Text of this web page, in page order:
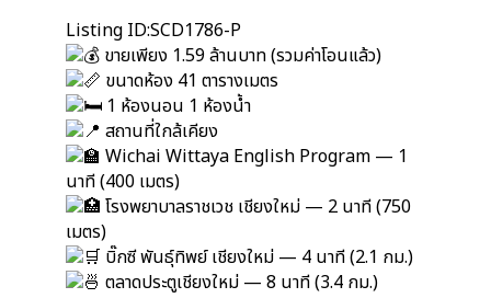
Listing ID:SCD1786-P
ขายเพียง 1.59 ล้านบาท (รวมค่าโอนแล้ว)
ขนาดห้อง 41 ตารางเมตร
1 ห้องนอน 1 ห้องน้ำ
สถานที่ใกล้เคียง
Wichai Wittaya English Program — 1
นาที (400 เมตร)
โรงพยาบาลราชเวช เชียงใหม่ — 2 นาที (750
เมตร)
บิ๊กซี พันธุ์ทิพย์ เชียงใหม่ — 4 นาที (2.1 กม.)
ตลาดประตูเชียงใหม่ — 8 นาที (3.4 กม.)